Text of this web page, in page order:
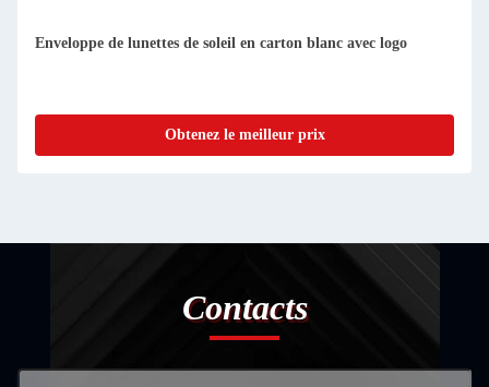
Boîte d'emballage personnalisée en papier rose Glitter Carré
Obtenez le meilleur prix
Contacts